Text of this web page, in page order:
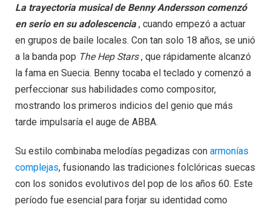
La trayectoria musical de Benny Andersson comenzó
en serio en su adolescencia, cuando empezó a actuar
en grupos de baile locales. Con tan solo 18 años, se unió
a la banda pop The Hep Stars, que rápidamente alcanzó
la fama en Suecia. Benny tocaba el teclado y comenzó a
perfeccionar sus habilidades como compositor,
mostrando los primeros indicios del genio que más
tarde impulsaría el auge de ABBA.
Su estilo combinaba melodías pegadizas con armonías
complejas, fusionando las tradiciones folclóricas suecas
con los sonidos evolutivos del pop de los años 60. Este
período fue esencial para forjar su identidad como